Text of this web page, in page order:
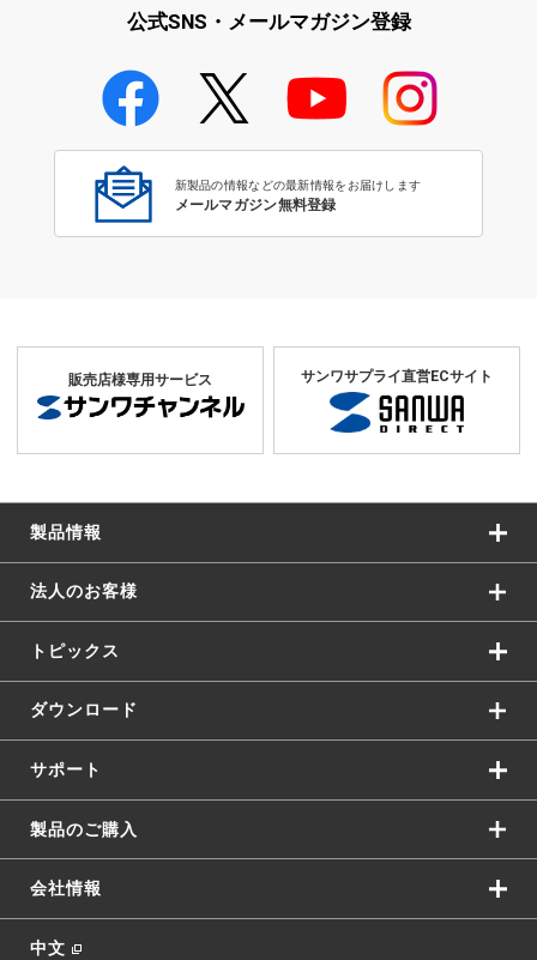
プラスチックの名札ケース付きです。ツールケースの蓋を開けてプラ
せると中の台紙が取り出せます。
学校教育のICT環境整備特集
公式SNS・メールマガジン登録
新製品の情報などの最新情報をお届けします
メールマガジン無料登録
販売店様専用サービス サンワサプライ直営ECサイト
製品情報
法人のお客様
トピックス
ダウンロード
サポート
製品のご購入
会社情報
中文